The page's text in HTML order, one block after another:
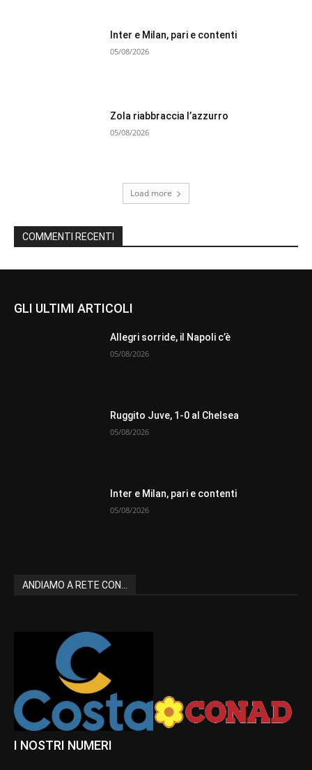
Inter e Milan, pari e contenti
05/08/2026
Zola riabbraccia l’azzurro
05/08/2026
Load more
COMMENTI RECENTI
GLI ULTIMI ARTICOLI
Allegri sorride, il Napoli c’è
05/08/2026
Ruggito Juve, 1-0 al Chelsea
05/08/2026
Inter e Milan, pari e contenti
05/08/2026
ANDIAMO A RETE CON...
I NOSTRI NUMERI